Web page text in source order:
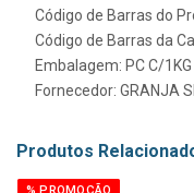
Código de Barras do
Código de Barras da
Embalagem: PC C/1KG
Fornecedor: GRANJA
Produtos